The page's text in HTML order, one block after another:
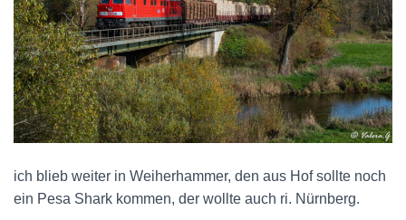
ich blieb weiter in Weiherhammer, den aus Hof sollte noch
ein Pesa Shark kommen, der wollte auch ri. Nürnberg.